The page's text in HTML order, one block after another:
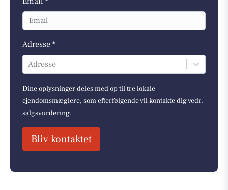
Adresse *
Adresse
Dine oplysninger deles med op til tre lokale
ejendomsmæglere, som efterfølgende vil kontakte dig vedr.
salgsvurdering.
Bliv kontaktet